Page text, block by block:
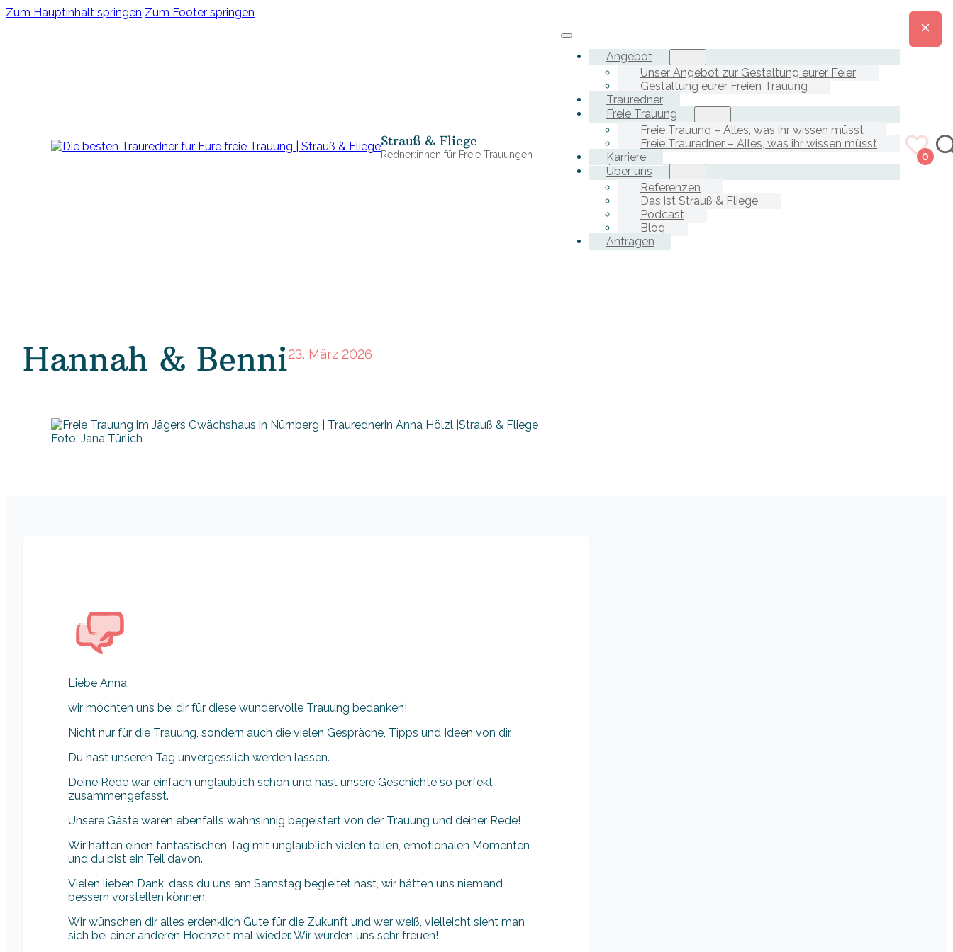
Zum Hauptinhalt springen Zum Footer springen
Strauß & Fliege
Redner:innen für Freie Trauungen
Angebot
Unser Angebot zur Gestaltung eurer Feier
Gestaltung eurer Freien Trauung
Trauredner
Freie Trauung
Freie Trauung – Alles, was ihr wissen müsst
Freie Trauredner – Alles, was ihr wissen müsst
Karriere
Über uns
Referenzen
Das ist Strauß & Fliege
Podcast
Blog
Anfragen
0
Hannah & Benni23. März 2026
Foto: Jana Türlich
Liebe Anna,
wir möchten uns bei dir für diese wundervolle Trauung bedanken!
Nicht nur für die Trauung, sondern auch die vielen Gespräche, Tipps und Ideen von dir.
Du hast unseren Tag unvergesslich werden lassen.
Deine Rede war einfach unglaublich schön und hast unsere Geschichte so perfekt
zusammengefasst.
Unsere Gäste waren ebenfalls wahnsinnig begeistert von der Trauung und deiner Rede!
Wir hatten einen fantastischen Tag mit unglaublich vielen tollen, emotionalen Momenten
und du bist ein Teil davon.
Vielen lieben Dank, dass du uns am Samstag begleitet hast, wir hätten uns niemand
bessern vorstellen können.
Wir wünschen dir alles erdenklich Gute für die Zukunft und wer weiß, vielleicht sieht man
sich bei einer anderen Hochzeit mal wieder. Wir würden uns sehr freuen!